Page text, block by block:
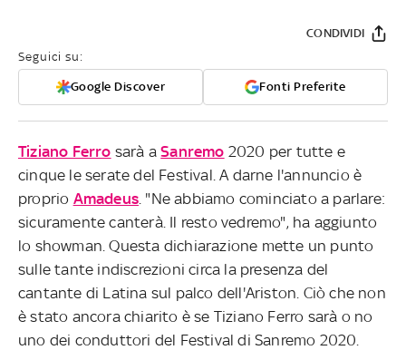
Seguici su:
Google Discover Fonti Preferite
CONDIVIDI
Tiziano Ferro sarà aSanremo 2020 per tutte e
cinque le serate del Festival. A darne l'annuncio è
proprio Amadeus . "Ne abbiamo cominciato a parlare:
sicuramente canterà. Il resto vedremo", ha aggiunto
lo showman. Questa dichiarazione mette un punto
sulle tante indiscrezioni circa la presenza del
cantante di Latina sul palco dell'Ariston. Ciò che non
è stato ancora chiarito è se Tiziano Ferro sarà o no
uno dei conduttori del Festival di Sanremo 2020.